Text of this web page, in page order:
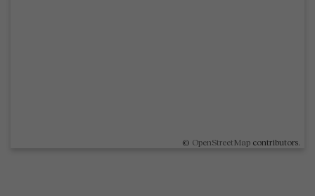
© OpenStreetMap contributors.